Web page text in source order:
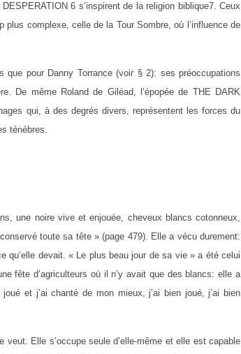
6 s’inspirent de la religion biblique7. Ceux
plus complexe, celle de la Tour Sombre, où l’influence de
pour Danny Torrance (voir § 2): ses préoccupations
De même Roland de Giléad, l’épopée de THE DARK
qui, à des degrés divers, représentent les forces du
ténèbres.
une noire vive et enjouée, cheveux blancs cotonneux,
toute sa tête » (page 479). Elle a vécu durement:
devait. « Le plus beau jour de sa vie » a été celui
fête d’agriculteurs où il n’y avait que des blancs: elle a
et j’ai chanté de mon mieux, j’ai bien joué, j’ai bien
veut. Elle s’occupe seule d’elle-même et elle est capable